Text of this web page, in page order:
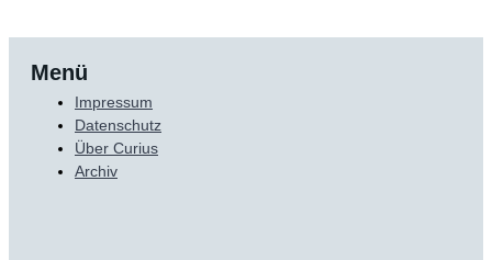
Menü
Impressum
Datenschutz
Über Curius
Archiv